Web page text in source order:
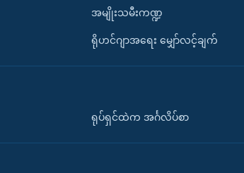
အမျိုးသမီးကဏ္ဍ
ရိုဟင်ဂျာအရေး မျှော်လင့်ချက်
ရုပ်ရှင်ထဲက အင်္ဂလိပ်စာ